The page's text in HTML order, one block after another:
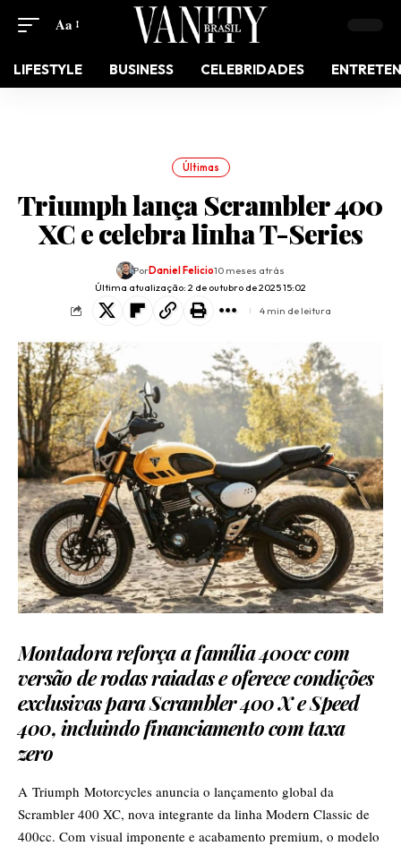
Aa
LIFESTYLE BUSINESS CELEBRIDADES
Últimas
Triumph lança Scrambler 400
XC e celebra linha T-Series
Última atualização: 2 de outubro de 2025 15:02
PorDaniel Felicio10 meses atrás
4 min de leitura
Montadora reforça a família 400cc com
versão de rodas raiadas e oferece condições
exclusivas para Scrambler 400 X e Speed
400, incluindo financiamento com taxa
zero
A Triumph Motorcycles anuncia o lançamento global da
Scrambler 400 XC, nova integrante da linha Modern Classic de
400cc. Com visual imponente e acabamento premium, o modelo